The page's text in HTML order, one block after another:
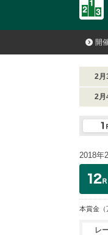
開
2月
2月
2018年
本賞金
レ